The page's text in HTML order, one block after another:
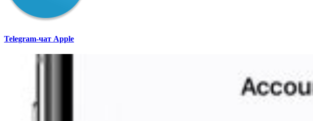
Telegram-чат Apple